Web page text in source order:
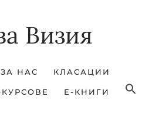
Визия
ЗА НАС КЛАСАЦИИ
КУРСОВЕ Е-КНИГИ